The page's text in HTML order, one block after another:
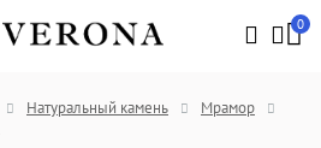
0
Натуральный камень
Мрамор